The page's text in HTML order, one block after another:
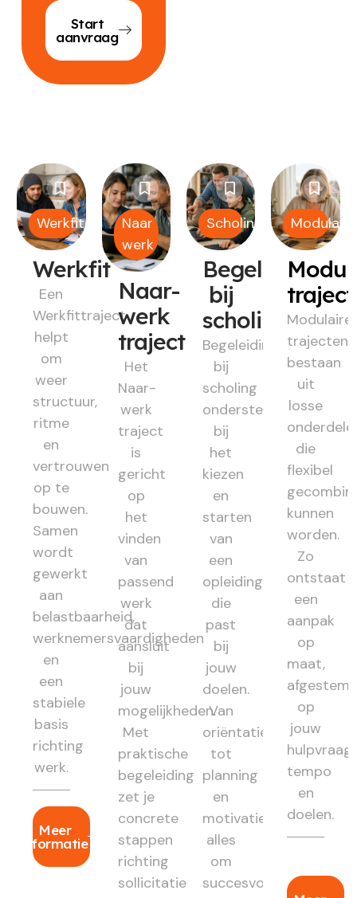
Start
aanvraag
Werkfit
Werkfit
Een
Werkfittraject
helpt
om
weer
structuur,
ritme
en
vertrouwen
op te
bouwen.
Samen
wordt
gewerkt
aan
belastbaarheid,
werknemersvaardigheden
en
een
stabiele
basis
richting
werk.
Meer
informatie
Naar
werk
Naar-
werk
traject
Het
Naar-
werk
traject
is
gericht
op
het
vinden
van
passend
werk
dat
aansluit
bij
jouw
mogelijkheden.
Met
praktische
begeleiding
zet je
concrete
stappen
richting
sollicitatie
Scholing
Begeleiding
bij
scholing
Begeleiding
bij
scholing
ondersteunt
bij
het
kiezen
en
starten
van
een
opleiding
die
past
bij
jouw
doelen.
Van
oriëntatie
tot
planning
en
motivatie:
alles
om
succesvol
Modulair
Modulaire
trajecten
bestaan
uit
losse
die
flexibel
kunnen
worden.
Zo
ontstaat
een
aanpak
op
maat,
op
jouw
hulpvraag,
tempo
en
doelen.